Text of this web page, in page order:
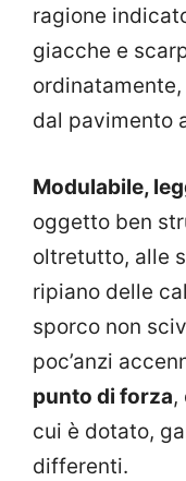
ragione
giacche e
dal pavimento
Modulabile,
oggetto ben
oltretutto, alle
ripiano delle
sporco non
poc’anzi
punto di forza,
cui è dotato,
differenti.